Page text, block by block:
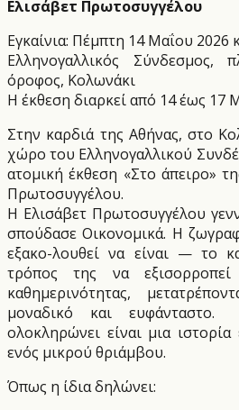
Ελισάβετ Πρωτοσυγγέλου
Εγκαίνια: Πέμπτη 14 Μαΐου 2026
Ελληνογαλλικός Σύνδεσμος,
όροφος, Κολωνάκι
Η έκθεση διαρκεί από 14 έως 17
Στην καρδιά της Αθήνας, στο
χώρο του Ελληνογαλλικού
ατομική έκθεση «Στο άπειρο»
Πρωτοσυγγέλου.
Η Ελισάβετ Πρωτοσυγγέλου
σπούδασε Οικονομικά. Η
εξακο-λουθεί να είναι — το
τρόπος της να εξισορροπεί
καθημερινότητας,
μοναδικό και ευφάνταστο.
ολοκληρώνει είναι μια
ενός μικρού θριάμβου.
Όπως η ίδια δηλώνει: